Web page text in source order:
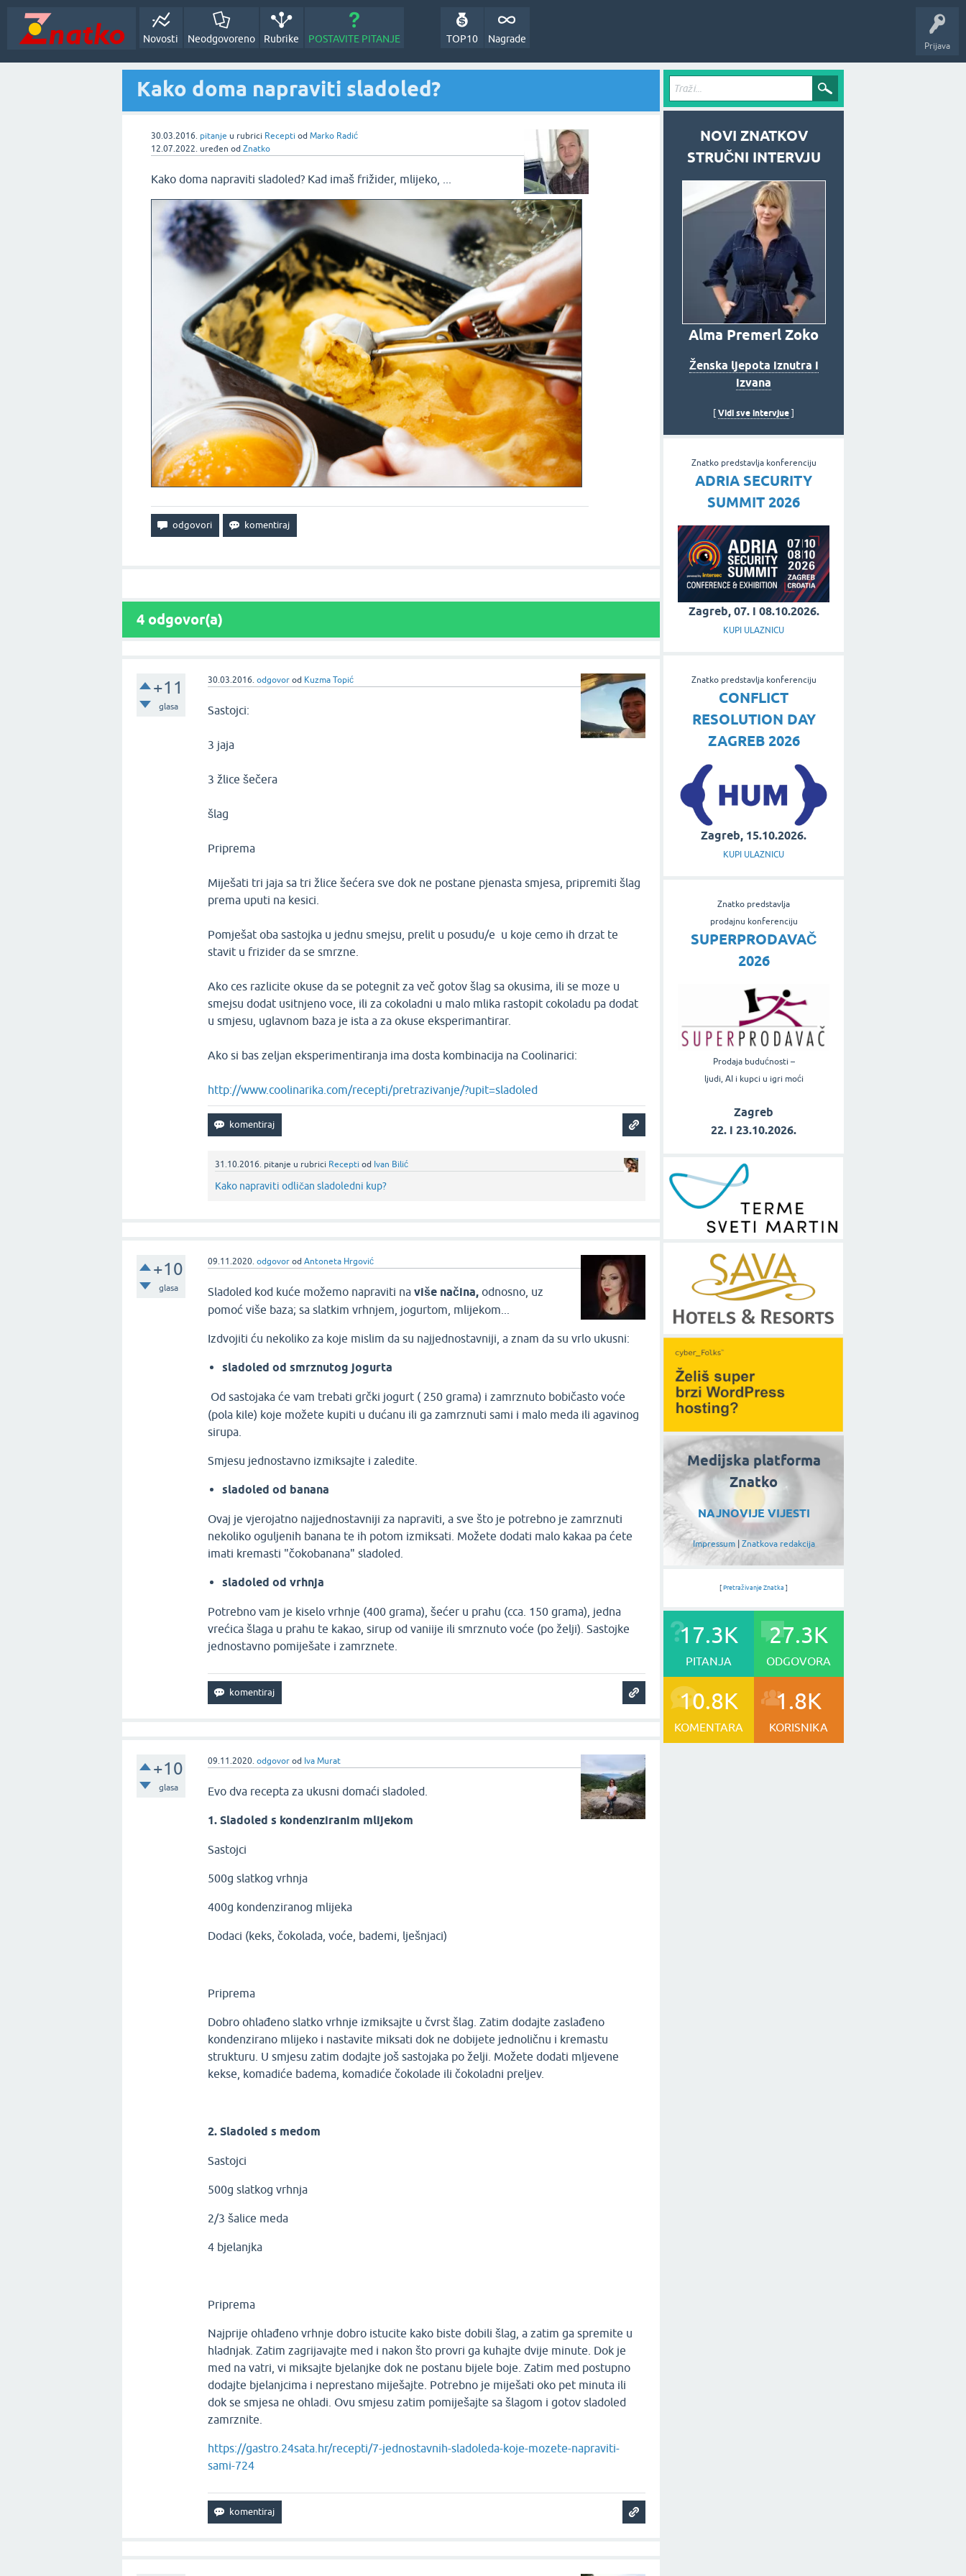
Prijava
Novosti Neodgovoreno Rubrike POSTAVITE PITANJE Nagrade
TOP10
Kako doma napraviti sladoled?
30.03.2016. pitanje u rubrici Recepti od Marko Radić
12.07.2022. uređen od Znatko
Kako doma napraviti sladoled? Kad imaš frižider, mlijeko, ...
4 odgovor(a)
+11
glasa
30.03.2016. odgovor od Kuzma Topić
Sastojci:
3 jaja
3 žlice šečera
šlag
Priprema
Miješati tri jaja sa tri žlice šećera sve dok ne postane pjenasta smjesa, pripremiti šlag
prema uputi na kesici.
Pomješat oba sastojka u jednu smejsu, prelit u posudu/e u koje cemo ih drzat te
stavit u frizider da se smrzne.
Ako ces razlicite okuse da se potegnit za več gotov šlag sa okusima, ili se moze u
smejsu dodat usitnjeno voce, ili za cokoladni u malo mlika rastopit cokoladu pa dodat
u smjesu, uglavnom baza je ista a za okuse eksperimantirar.
Ako si bas zeljan eksperimentiranja ima dosta kombinacija na Coolinarici:
http://www.coolinarika.com/recepti/pretrazivanje/?upit=sladoled
31.10.2016. pitanje u rubrici Recepti od Ivan Bilić
Kako napraviti odličan sladoledni kup?
+10
glasa
09.11.2020. odgovor odAntoneta Hrgović
Sladoled kod kuće možemo napraviti na više načina, odnosno, uz
pomoć više baza; sa slatkim vrhnjem, jogurtom, mlijekom...
Izdvojiti ću nekoliko za koje mislim da su najjednostavniji, a znam da su vrlo ukusni:
sladoled od smrznutog jogurta
Od sastojaka će vam trebati grčki jogurt ( 250 grama) i zamrznuto bobičasto voće
(pola kile) koje možete kupiti u dućanu ili ga zamrznuti sami i malo meda ili agavinog
sirupa.
Smjesu jednostavno izmiksajte i zaledite.
sladoled od banana
​Ovaj je vjerojatno najjednostavniji za napraviti, a sve što je potrebno je zamrznuti
nekoliko oguljenih banana te ih potom izmiksati. Možete dodati malo kakaa pa ćete
imati kremasti "čokobanana" sladoled.
sladoled od vrhnja
​Potrebno vam je kiselo vrhnje (400 grama), šećer u prahu (cca. 150 grama), jedna
vrećica šlaga u prahu te kakao, sirup od vaniije ili smrznuto voće (po želji). Sastojke
jednostavno pomiješate i zamrznete.
+10
glasa
09.11.2020. odgovor od Iva Murat
Evo dva recepta za ukusni domaći sladoled.
1. Sladoled s kondenziranim mlijekom
Sastojci
500g slatkog vrhnja
400g kondenziranog mlijeka
Dodaci (keks, čokolada, voće, bademi, lješnjaci)
Priprema
Dobro ohlađeno slatko vrhnje izmiksajte u čvrst šlag. Zatim dodajte zaslađeno
kondenzirano mlijeko i nastavite miksati dok ne dobijete jednoličnu i kremastu
strukturu. U smjesu zatim dodajte još sastojaka po želji. Možete dodati mljevene
kekse, komadiće badema, komadiće čokolade ili čokoladni preljev.
2. Sladoled s medom
Sastojci
500g slatkog vrhnja
2/3 šalice meda
4 bjelanjka
Priprema
Najprije ohlađeno vrhnje dobro istucite kako biste dobili šlag, a zatim ga spremite u
hladnjak. Zatim zagrijavajte med i nakon što provri ga kuhajte dvije minute. Dok je
med na vatri, vi miksajte bjelanjke dok ne postanu bijele boje. Zatim med postupno
dodajte bjelanjcima i neprestano miješajte. Potrebno je miješati oko pet minuta ili
dok se smjesa ne ohladi. Ovu smjesu zatim pomiješajte sa šlagom i gotov sladoled
zamrznite.
https://gastro.24sata.hr/recepti/7-jednostavnih-sladoleda-koje-mozete-napraviti-
sami-724
NOVI ZNATKOV
STRUČNI INTERVJU
Alma Premerl Zoko
Ženska ljepota iznutra i
izvana
Vidi sve intervjue
Znatko predstavlja konferenciju
ADRIA SECURITY
SUMMIT 2026
Zagreb, 07. i 08.10.2026.
KUPI ULAZNICU
Znatko predstavlja konferenciju
CONFLICT
RESOLUTION DAY
ZAGREB 2026
Zagreb, 15.10.2026.
KUPI ULAZNICU
Znatko predstavlja
prodajnu konferenciju
SUPERPRODAVAČ
2026
Prodaja budućnosti –
ljudi, AI i kupci u igri moći
Zagreb
22. i 23.10.2026.
Medijska platforma
Znatko
NAJNOVIJE VIJESTI
Impressum| Znatkova redakcija
[ Pretraživanje Znatka ]
17.3K
PITANJA
27.3K
ODGOVORA
10.8K
KOMENTARA
1.8K
KORISNIKA